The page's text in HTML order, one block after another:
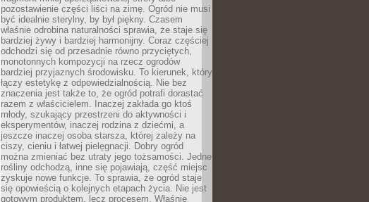
pozostawienie części liści na zimę. Ogród nie musi
być idealnie sterylny, by był piękny. Czasem
właśnie odrobina naturalności sprawia, że staje się
bardziej żywy i bardziej harmonijny. Coraz częściej
odchodzi się od przesadnie równo przyciętych,
monotonnych kompozycji na rzecz ogrodów
bardziej przyjaznych środowisku. To kierunek, który
łączy estetykę z odpowiedzialnością. Nie bez
znaczenia jest także to, że ogród potrafi dorastać
razem z właścicielem. Inaczej zakłada go ktoś
młody, szukający przestrzeni do aktywności i
eksperymentów, inaczej rodzina z dziećmi, a
jeszcze inaczej osoba starsza, której zależy na
ciszy, cieniu i łatwej pielęgnacji. Dobry ogród
można zmieniać bez utraty jego tożsamości. Jedne
rośliny odchodzą, inne się pojawiają, część miejsc
zyskuje nowe funkcje. To sprawia, że ogród staje
się opowieścią o kolejnych etapach życia. Nie jest
gotowym produktem, lecz procesem. Właśnie